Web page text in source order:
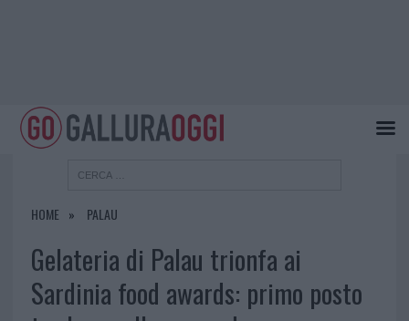
HOME PALAU
Gelateria di Palau trionfa ai
Sardinia food awards: primo posto